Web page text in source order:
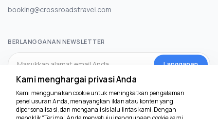
booking@crossroadstravel.com
BERLANGGANAN NEWSLETTER
Langganan
MEDIA SOSIAL
Kami menghargai privasi Anda
Kami menggunakan cookie untuk meningkatkan pengalaman
penelusuran Anda, menayangkan iklan atau konten yang
dipersonalisasi, dan menganalisis lalu lintas kami. Dengan